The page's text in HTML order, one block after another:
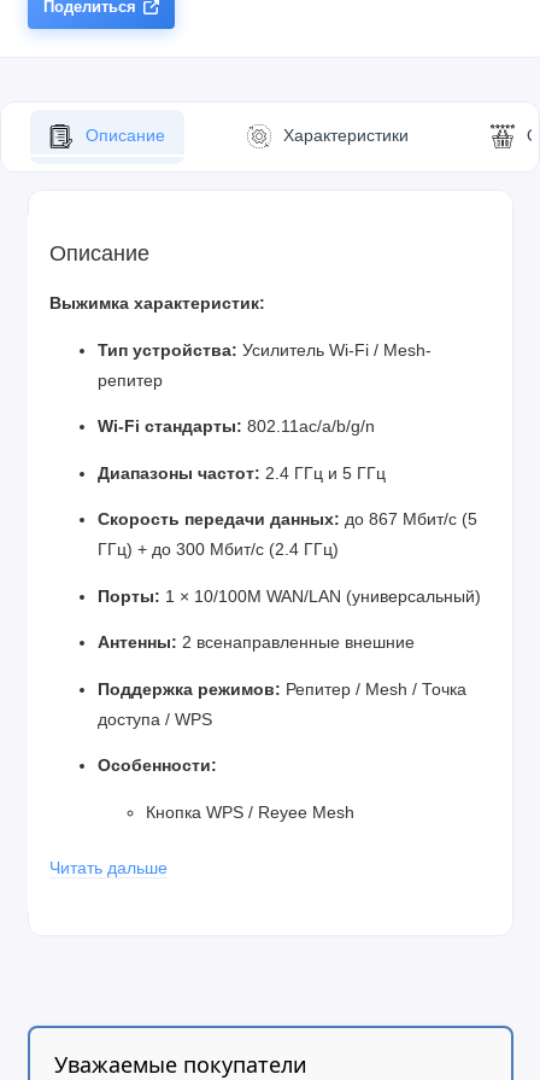
Поделиться
Описание Характеристики
Описание
Выжимка характеристик:
Тип устройства: Усилитель Wi-Fi / Mesh-
репитер
Wi-Fi стандарты: 802.11ac/a/b/g/n
Диапазоны частот: 2.4 ГГц и 5 ГГц
Скорость передачи данных: до 867 Мбит/с (5
ГГц) + до 300 Мбит/с (2.4 ГГц)
Порты: 1 × 10/100M WAN/LAN (универсальный)
Антенны: 2 всенаправленные внешние
Поддержка режимов: Репитер / Mesh / Точка
доступа / WPS
Особенности:
Кнопка WPS / Reyee Mesh
Router
Возможность отключения LED-
индикаторов
Читать дальше
Уважаемые покупатели